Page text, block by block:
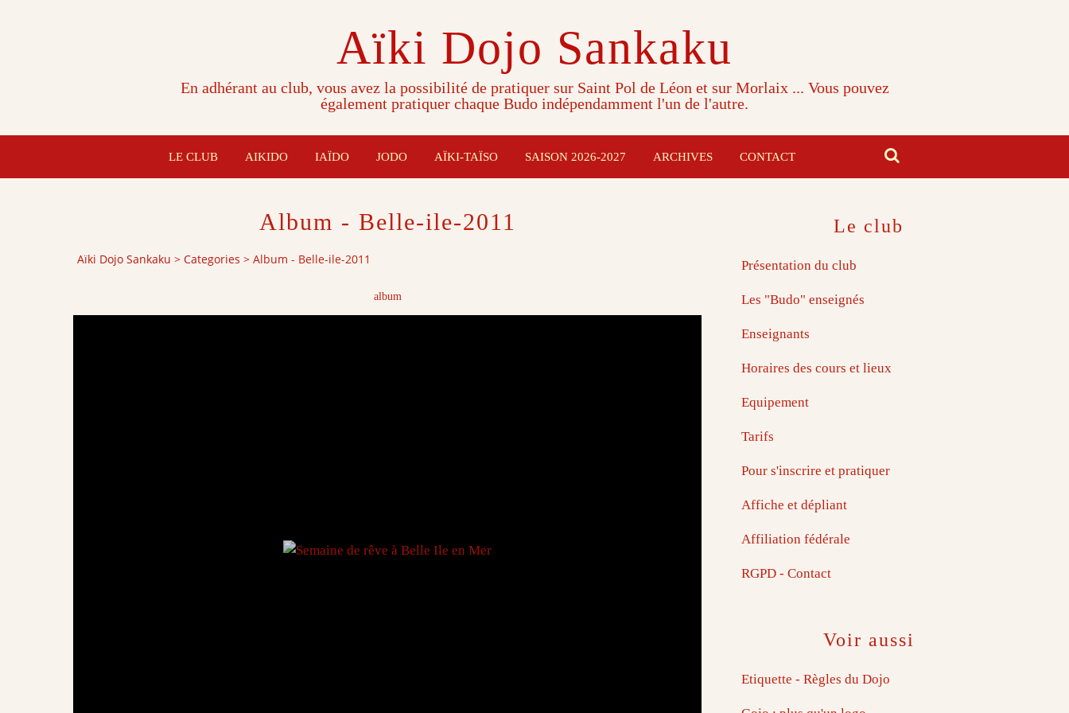
Aïki Dojo Sankaku
En adhérant au club, vous avez la possibilité de pratiquer sur Saint Pol de Léon et sur Morlaix ... Vous pouvez
également pratiquer chaque Budo indépendamment l'un de l'autre.
LE CLUB AIKIDO IAÏDO JODO AÏKI-TAÏSO SAISON 2026-2027 ARCHIVES CONTACT
Album - Belle-ile-2011
Aïki Dojo Sankaku > Categories > Album - Belle-ile-2011
album
Le club
Présentation du club
Les "Budo" enseignés
Enseignants
Horaires des cours et lieux
Equipement
Tarifs
Pour s'inscrire et pratiquer
Affiche et dépliant
Affiliation fédérale
RGPD - Contact
Voir aussi
Etiquette - Règles du Dojo